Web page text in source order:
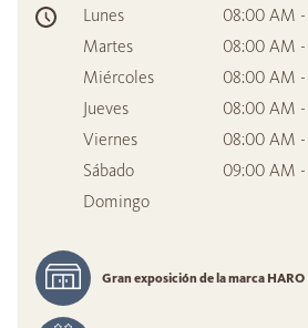
Lunes
08:00 AM
Martes
08:00 AM
Miércoles
08:00 AM
Jueves
08:00 AM
Viernes
08:00 AM
Sábado
09:00 AM
Domingo
Gran exposición de la marca HARO